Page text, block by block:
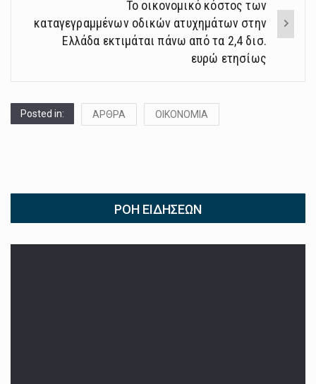
Το οικονομικό κόστος των
καταγεγραμμένων οδικών ατυχημάτων στην
Ελλάδα εκτιμάται πάνω από τα 2,4 δισ.
ευρώ ετησίως
Posted in: ΑΡΘΡΑ ΟΙΚΟΝΟΜΙΑ
ΡΟΉ ΕΙΔΉΣΕΩΝ